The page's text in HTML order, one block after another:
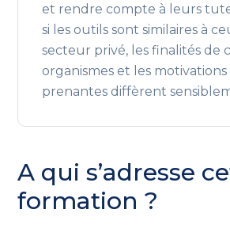
et rendre compte à leurs
si les outils sont similaires à
secteur privé, les finalités de
organismes et les
prenantes diffèrent
A qui s’adresse
formation ?